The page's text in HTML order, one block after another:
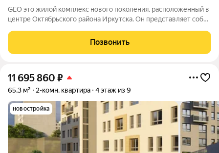
GEO это жилой комплекс нового поколения, расположенный в
центре Октябрьского района Иркутска. Он представляет собой
инфраструктуры и возможностей для комфортной жизни,
досуга и общения.
Позвонить
11 695 860 ₽
65,3 м² 2-комн. квартира 4 этаж из 9
новостройка